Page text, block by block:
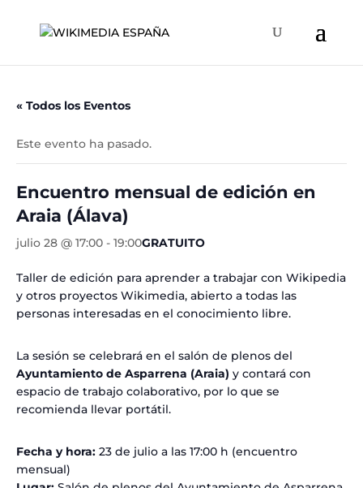
« Todos los Eventos
Este evento ha pasado.
Encuentro mensual de edición en
Araia (Álava)
julio 28 @ 17:00 - 19:00GRATUITO
Taller de edición para aprender a trabajar con Wikipedia
y otros proyectos Wikimedia, abierto a todas las
personas interesadas en el conocimiento libre.
La sesión se celebrará en el salón de plenos del
Ayuntamiento de Asparrena (Araia) y contará con
espacio de trabajo colaborativo, por lo que se
recomienda llevar portátil.
Fecha y hora: 23 de julio a las 17:00 h (encuentro
mensual)